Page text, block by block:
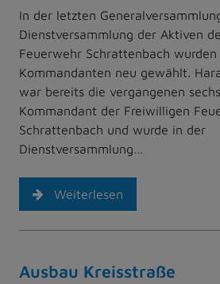
In der letzten
Dienstversammlung der Aktiven
Feuerwehr Schrattenbach wurden
Kommandanten neu gewählt.
war bereits die vergangenen
Kommandant der Freiwilligen
Schrattenbach und wurde in der
Dienstversammlung…
Weiterlesen
Ausbau Kreisstraße